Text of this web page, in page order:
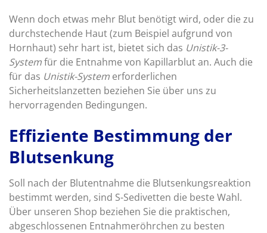
Wenn doch etwas mehr Blut benötigt wird, oder die zu
durchstechende Haut (zum Beispiel aufgrund von
Hornhaut) sehr hart ist, bietet sich das Unistik-3-
Systemfür die Entnahme von Kapillarblut an. Auch die
für das Unistik-System erforderlichen
Sicherheitslanzetten beziehen Sie über uns zu
hervorragenden Bedingungen.
Effiziente Bestimmung der
Blutsenkung
Soll nach der Blutentnahme die Blutsenkungsreaktion
bestimmt werden, sind S-Sedivetten die beste Wahl.
Über unseren Shop beziehen Sie die praktischen,
abgeschlossenen Entnahmeröhrchen zu besten